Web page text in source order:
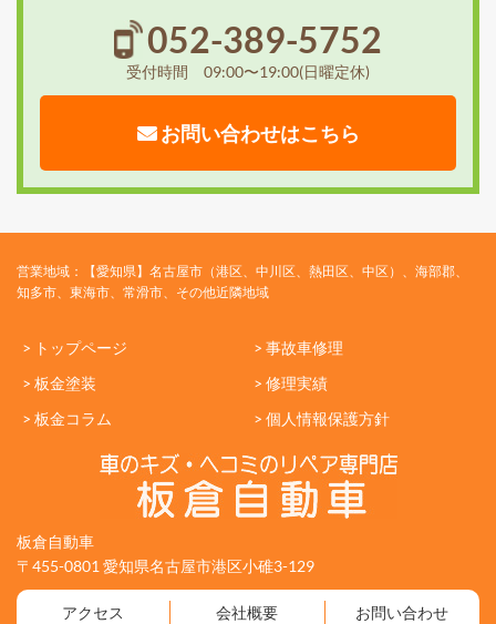
052-389-5752
受付時間 09:00〜19:00(日曜定休)
お問い合わせはこちら
営業地域：【愛知県】名古屋市（港区、中川区、熱田区、中区）、海部郡、
知多市、東海市、常滑市、その他近隣地域
> トップページ
> 事故車修理
> 板金塗装
> 修理実績
> 板金コラム
> 個人情報保護方針
板倉自動車
〒455-0801 愛知県名古屋市港区小碓3-129
アクセス 会社概要 お問い合わせ